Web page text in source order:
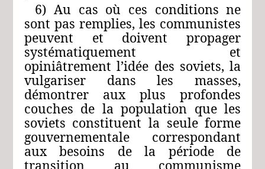
6) Au cas où ces conditions ne
sont pas remplies, les communistes
peuvent et doivent propager
systématiquement et
opiniâtrement l’idée des soviets, la
vulgariser dans les masses,
démontrer aux plus profondes
couches de la population que les
soviets constituent la seule forme
gouvernementale correspondant
aux besoins de la période de
transition au communisme